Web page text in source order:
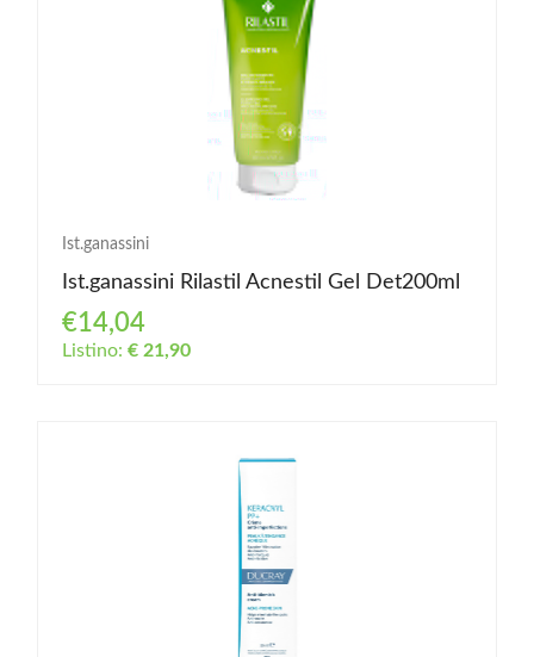
Ist.ganassini
Ist.ganassini Rilastil Acnestil Gel Det200ml
€14,04
Listino: € 21,90